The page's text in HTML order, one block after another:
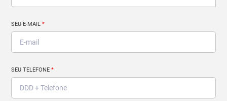
SEU E-MAIL*
SEU TELEFONE*